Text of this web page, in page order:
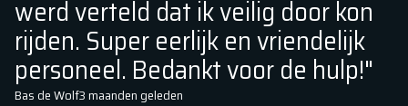
werd verteld dat ik veilig door kon
rijden. Super eerlijk en vriendelijk
personeel. Bedankt voor de hulp!"
Bas de Wolf3 maandengeleden